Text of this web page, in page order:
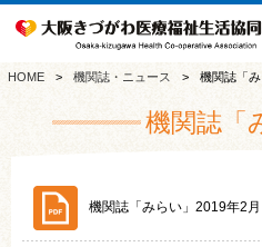
HOME 機関誌・ニュース 機関誌「み
機関誌「
機関誌「みらい」2019年2